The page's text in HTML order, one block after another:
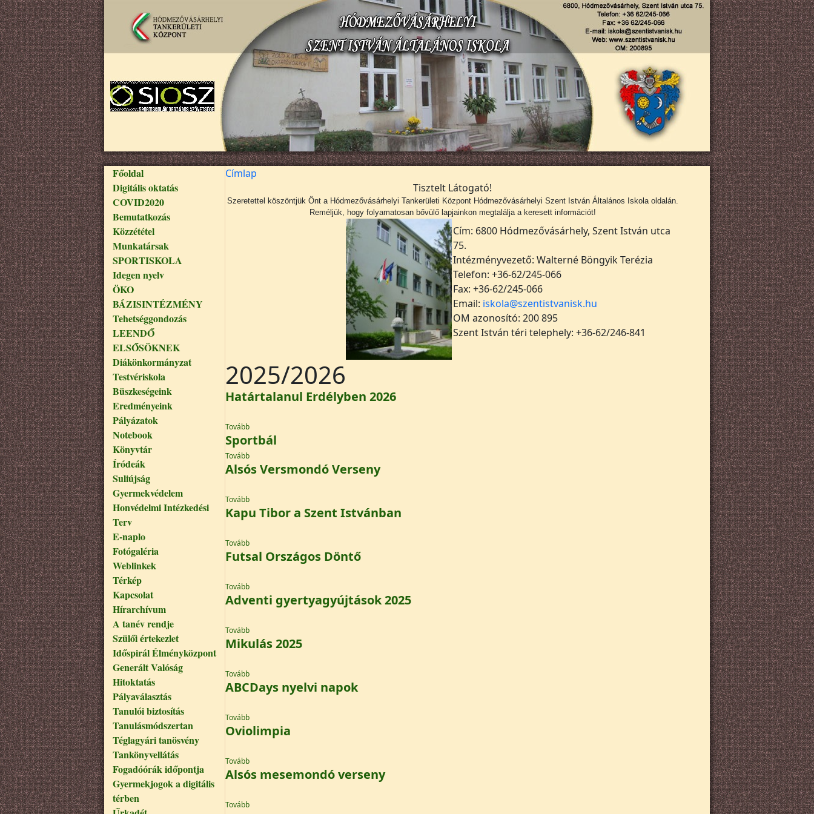
Ugrás a tartalomra
Fő navigáció
Főoldal
Digitális oktatás
COVID2020
Bemutatkozás
Közzététel
Munkatársak
SPORTISKOLA
Idegen nyelv
ÖKO
BÁZISINTÉZMÉNY
Tehetséggondozás
LEENDŐ
ELSŐSÖKNEK
Diákönkormányzat
Testvériskola
Büszkeségeink
Eredményeink
Pályázatok
Notebook
Könyvtár
Íródeák
Suliújság
Gyermekvédelem
Honvédelmi Intézkedési
Terv
E-naplo
Fotógaléria
Weblinkek
Térkép
Kapcsolat
Hírarchívum
A tanév rendje
Szülői értekezlet
Időspirál Élményközpont
Generált Valóság
Hitoktatás
Pályaválasztás
Tanulói biztosítás
Tanulásmódszertan
Téglagyári tanösvény
Tankönyvellátás
Fogadóórák időpontja
Gyermekjogok a digitális
térben
Címlap
Tisztelt Látogató!
Szeretettel köszöntjük Önt a Hódmezővásárhelyi Tankerületi Központ Hódmezővásárhelyi Szent István Általános Iskola oldalán.
Reméljük, hogy folyamatosan bővülő lapjainkon megtalálja a keresett információt!
Cím: 6800 Hódmezővásárhely, Szent István utca
75.
Intézményvezető: Walterné Böngyik Terézia
Telefon: +36-62/245-066
Fax: +36-62/245-066
Email: iskola@szentistvanisk.hu
OM azonosító: 200 895
Szent István téri telephely: +36-62/246-841
2025/2026
Határtalanul Erdélyben 2026
Tovább
Sportbál
Tovább
Alsós Versmondó Verseny
Tovább
Kapu Tibor a Szent Istvánban
Tovább
Futsal Országos Döntő
Tovább
Adventi gyertyagyújtások 2025
Tovább
Mikulás 2025
Tovább
ABCDays nyelvi napok
Tovább
Oviolimpia
Tovább
Alsós mesemondó verseny
Tovább